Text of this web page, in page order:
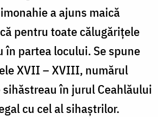
a ajuns maică
pentru toate călugărițele
în partea locului. Se spune
XVII – XVIII, numărul
în jurul Ceahlăului
cu cel al sihaștrilor.